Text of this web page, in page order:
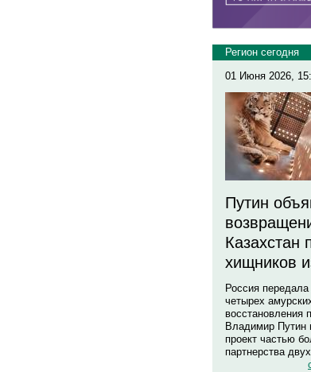
Регион сегодня
01 Июня 2026,
Путин
Казахстан
хищников
Россия передала
четырех
восстановления
Владимир Путин
проект частью
партнерства